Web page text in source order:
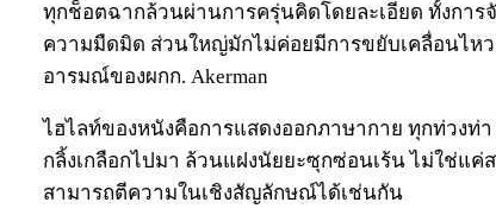
ทุกช็อตฉากล้วนผ่านการครุ่นคิดโดยละเอียด ทั้งการ
ความมืดมิด ส่วนใหญ่มักไม่ค่อยมีการขยับเคลื่อนไหว
อารมณ์ของผกก. Akerman
ไฮไลท์ของหนังคือการแสดงออกภาษากาย ทุกท่วง
กลิ้งเกลือกไปมา ล้วนแฝงนัยยะซุกซ่อนเร้น ไม่ใช่แ
สามารถตีความในเชิงสัญลักษณ์ได้เช่นกัน